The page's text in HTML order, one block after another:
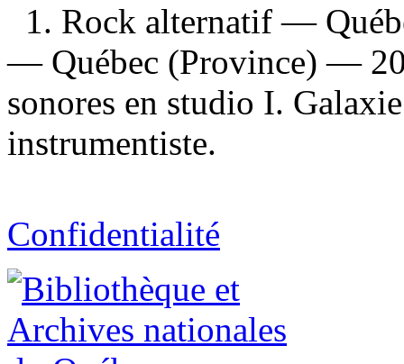
1. Rock alternatif —
— Québec (Province) —
sonores en studio I.
instrumentiste.
Confidentialité